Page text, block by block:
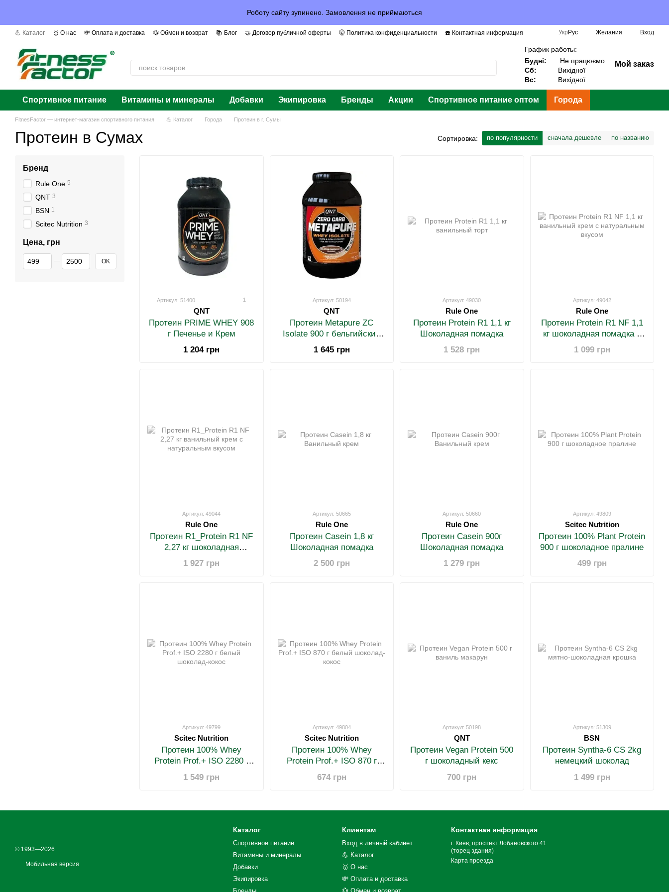
Роботу сайту зупинено. Замовлення не приймаються
💪 Каталог 🥇 О нас 💸 Оплата и доставка 💱 Обмен и возврат 📚 Блог 🤝 Договор публичной оферты 🤫 Политика конфиденциальности
☎️ Контактная информация
Укр Рус Желания Вход
График работы:
Будні:
Не працюємо
Сб:
Вихідної
Вс:
Вихідної
Мой заказ
Спортивное питание Витамины и минералы Добавки Экипировка Бренды Акции Спортивное питание оптом Города
FitnesFactor — интернет-магазин спортивного питания 💪 Каталог Города Протеин в г. Сумы
Протеин в Сумах Сортировка: по популярности сначала дешевле по названию
Артикул: 51400 1
QNT
Протеин PRIME WHEY 908
г Печенье и Крем
1 204 грн
Артикул: 50194
QNT
Протеин Metapure ZC
Isolate 900 г бельгийский
шоколад
1 645 грн
Артикул: 49030
Rule One
Протеин Protein R1 1,1 кг
Шоколадная помадка
1 528 грн
Артикул: 49042
Rule One
Протеин Protein R1 NF 1,1
кг шоколадная помадка с
натуральным вкусом
1 099 грн
Артикул: 49044
Rule One
Протеин R1_Protein R1 NF
2,27 кг шоколадная
помадка с натуральным
вкусом
1 927 грн
Артикул: 50665
Rule One
Протеин Casein 1,8 кг
Шоколадная помадка
2 500 грн
Артикул: 50660
Rule One
Протеин Casein 900г
Шоколадная помадка
1 279 грн
Артикул: 49809
Scitec Nutrition
Протеин 100% Plant Protein
900 г шоколадное пралине
499 грн
Артикул: 49799
Scitec Nutrition
Протеин 100% Whey
Protein Prof.+ ISO 2280 г
миндаль кокос
1 549 грн
Артикул: 49804
Scitec Nutrition
Протеин 100% Whey
Protein Prof.+ ISO 870 г
миндальный шоколад
674 грн
Артикул: 50198
QNT
Протеин Vegan Protein 500
г шоколадный кекс
700 грн
Артикул: 51309
BSN
Протеин Syntha-6 CS 2kg
немецкий шоколад
1 499 грн
Бренд
Rule One 5
QNT 3
BSN 1
Scitec Nutrition 3
Цена, грн
От Цена, грн
До Цена, грн OK
© 1993—2026
Мобильная версия
Каталог
Спортивное питание
Витамины и минералы
Добавки
Экипировка
Клиентам
Вход в личный кабинет
💪 Каталог
🥇 О нас
💸 Оплата и доставка
Контактная информация
г. Киев, проспект Лобановского 41
(торец здания)
Карта проезда